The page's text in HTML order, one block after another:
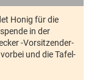
Honig für die
in der
-Vorsitzender-
und die Tafel-